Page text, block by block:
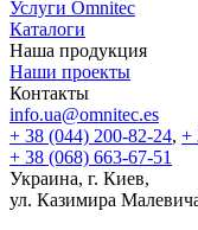
Услуги Omnitec
Каталоги
Наша продукция
Наши проекты
Контакты
info.ua@omnitec.es
+ 38 (044) 200-82-24, +
+ 38 (068) 663-67-51
Украина, г. Киев,
ул. Казимира